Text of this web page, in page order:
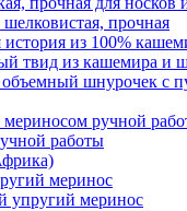
прочная
из 100%
твид из кашемира и
шнурочек с
ручной
работы
меринос
упругий меринос